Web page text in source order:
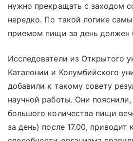
нужно прекращать с заходом
нередко. По такой логике
приемом пищи за день должен
Исследователи из Открытого
Каталонии и Колумбийского
добавили к такому совету
научной работы. Они
большого количества пищи
за день) после 17.00, приводит